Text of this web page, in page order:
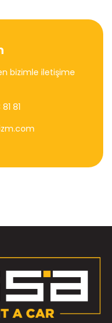
bizimle iletişime
81